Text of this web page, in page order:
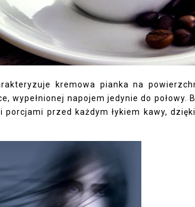
kremowa pianka na
wypełnionej napojem jedynie do połowy.
przed każdym łykiem kawy,